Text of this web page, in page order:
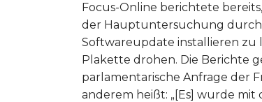
Focus-Online berichtete
der Hauptuntersuchung
Softwareupdate installieren zu
Plakette drohen. Die Berichte
parlamentarische Anfrage der
anderem heißt: „[Es] wurde